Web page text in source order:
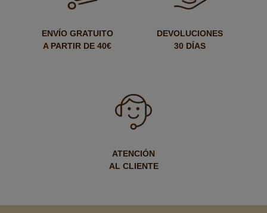
ENVÍO GRATUITO
A PARTIR DE 40€
DEVOLUCIONES
30 DÍAS
ATENCIÓN
AL CLIENTE